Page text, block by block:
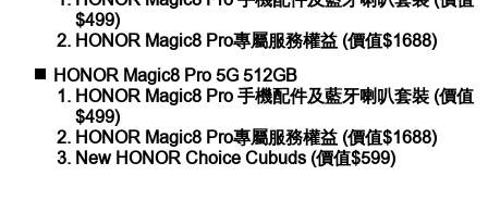
$499)
HONOR Magic8 Pro專屬服務權益 (價值$1688)
HONOR Magic8 Pro 5G 512GB
HONOR Magic8 Pro 手機配件及藍牙喇叭套裝 (價值
$499)
HONOR Magic8 Pro專屬服務權益 (價值$1688)
New HONOR Choice Cubuds (價值$599)